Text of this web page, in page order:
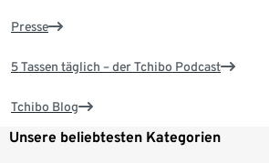
Presse
5 Tassen täglich – der Tchibo Podcast
Tchibo Blog
Unsere beliebtesten Kategorien